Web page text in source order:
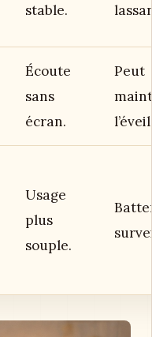
stable.
Écoute
sans
écran.
Peut
Usage
plus
souple.